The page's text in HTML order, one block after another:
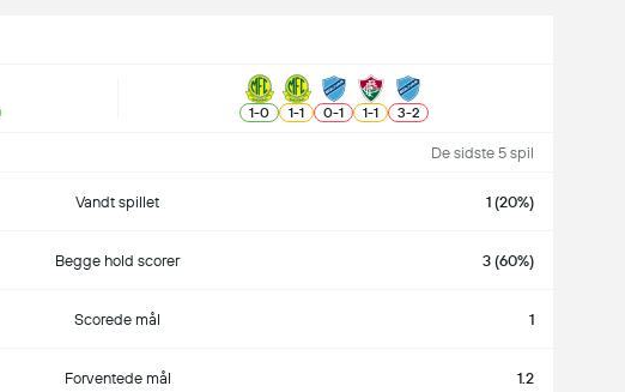
1-0 1-1 0-1 1-1 3-2
De sidste 5 spil
Vandt spillet 1 (20%)
Begge hold scorer 3 (60%)
Scorede mål 1
Forventede mål 1.2